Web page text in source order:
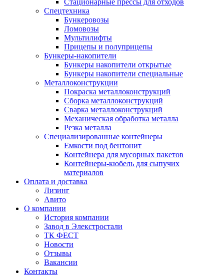
Стационарные прессы для отходов
Спецтехника
Бункеровозы
Ломовозы
Мультилифты
Прицепы и полуприцепы
Бункеры-накопители
Бункеры накопители открытые
Бункеры накопители специальные
Металлоконструкции
Покраска металлоконструкций
Сборка металлоконструкций
Сварка металлоконструкций
Механическая обработка металла
Резка металла
Специализированные контейнеры
Емкости под бентонит
Контейнера для мусорных пакетов
Контейнеры-кюбель для сыпучих
материалов
Оплата и доставка
Лизинг
Авито
О компании
История компании
Завод в Элекстростали
ТК ФЕСТ
Новости
Отзывы
Вакансии
Контакты